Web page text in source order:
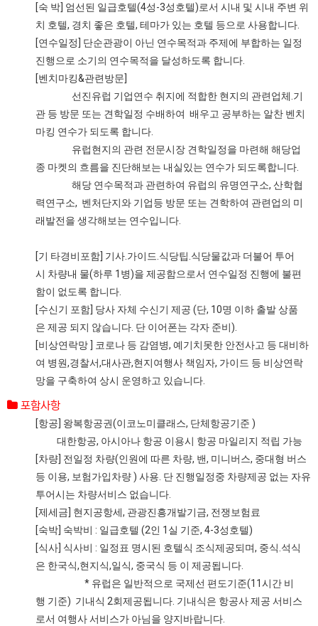
[숙 박] 엄선된 일급호텔(4성-3성호텔)로서 시내 및 시내 주변 위
치 호텔, 경치 좋은 호텔, 테마가 있는 호텔 등으로 사용합니다.
[연수일정] 단순관광이 아닌 연수목적과 주제에 부합하는 일정
진행으로 소기의 연수목적을 달성하도록 합니다.
[벤치마킹&관련방문]
선진유럽 기업연수 취지에 적합한 현지의 관련업체.기
관 등 방문 또는 견학일정 수배하여 배우고 공부하는 알찬 벤치
마킹 연수가 되도록 합니다.
유럽현지의 관련 전문시장 견학일정을 마련해 해당업
종 마켓의 흐름을 진단해보는 내실있는 연수가 되도록합니다.
해당 연수목적과 관련하여 유럽의 유명연구소, 산학협
력연구소, 벤처단지와 기업등 방문 또는 견학하여 관련업의 미
래발전을 생각해보는 연수입니다.
[기 타경비포함] 기사.가이드.식당팁.식당물값과 더불어 투어
시 차량내 물(하루 1병)을 제공함으로서 연수일정 진행에 불편
함이 없도록 합니다.
[수신기 포함] 당사 자체 수신기 제공 (단, 10명 이하 출발 상품
은 제공 되지 않습니다. 단 이어폰는 각자 준비).
[비상연락망 ] 코로나 등 감염병, 예기치못한 안전사고 등 대비하
여 병원,경찰서,대사관,현지여행사 책임자, 가이드 등 비상연락
망을 구축하여 상시 운영하고 있습니다.
포함사항
[항공] 왕복항공권(이코노미클래스, 단체항공기준 )
대한항공, 아시아나 항공 이용시 항공 마일리지 적립 가능
[차량] 전일정 차량(인원에 따른 차량, 밴, 미니버스, 중대형 버스
등 이용, 보험가입차량 ) 사용. 단 진행일정중 차량제공 없는 자유
투어시는 차량서비스 없습니다.
[제세금] 현지공항세, 관광진흥개발기금, 전쟁보험료
[숙박] 숙박비 : 일급호텔 (2인 1실 기준, 4-3성호텔)
[식사] 식사비 : 일정표 명시된 호텔식 조식제공되며, 중식.석식
은 한국식,현지식,일식, 중국식 등 이 제공됩니다.
* 유럽은 일반적으로 국제선 편도기준(11시간 비
행 기준) 기내식 2회제공됩니다. 기내식은 항공사 제공 서비스
로서 여행사 서비스가 아님을 양지바랍니다.